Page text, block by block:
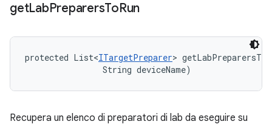
getLabPreparersToRun
protected List<ITargetPreparer>
                String deviceName)
Recupera un elenco di preparatori di lab da eseguire su